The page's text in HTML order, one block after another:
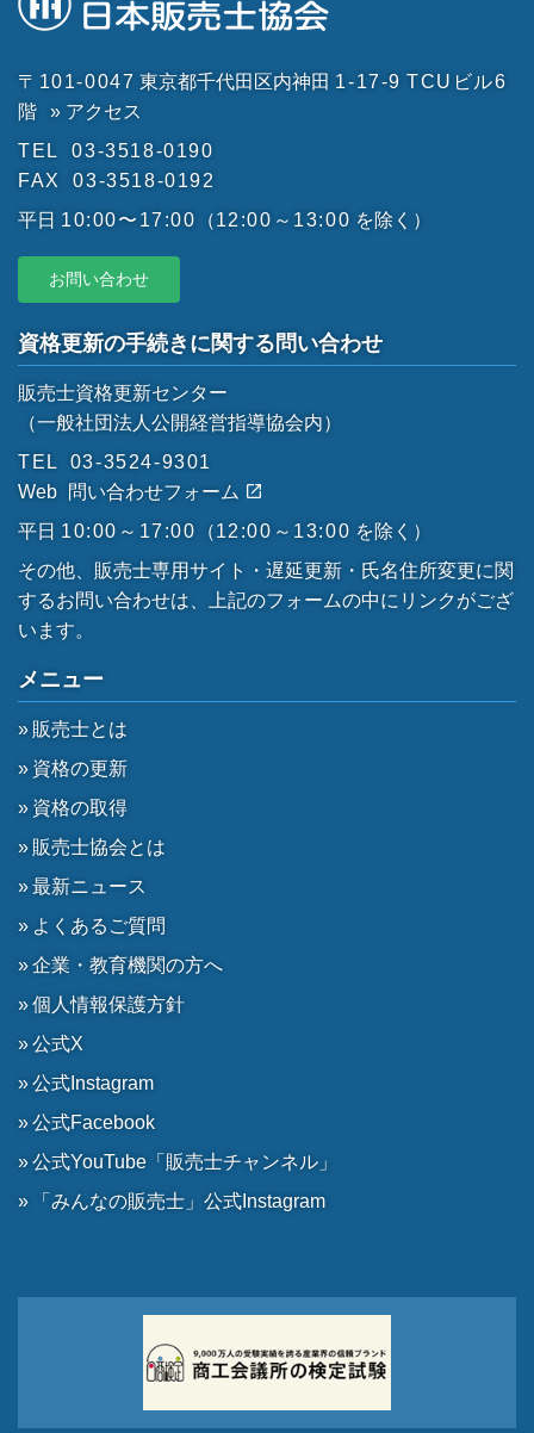
〒101-0047 東京都千代田区内神田 1-17-9 TCUビル6
階
» アクセス
TEL
03-3518-0190
FAX
03-3518-0192
平日 10:00〜17:00 （12:00～13:00 を除く）
お問い合わせ
資格更新の手続きに関する問い合わせ
販売士資格更新センター
（一般社団法人公開経営指導協会内）
TEL
03-3524-9301
Web
問い合わせフォーム
平日 10:00～17:00 （12:00～13:00 を除く）
その他、販売士専用サイト・遅延更新・氏名住所変更に関
するお問い合わせは、上記のフォームの中にリンクがござ
います。
メニュー
販売士とは
資格の更新
資格の取得
販売士協会とは
最新ニュース
よくあるご質問
企業・教育機関の方へ
個人情報保護方針
公式X
公式Instagram
公式Facebook
公式YouTube「販売士チャンネル」
「みんなの販売士」公式Instagram